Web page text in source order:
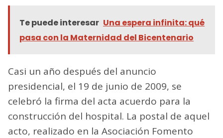
Te puede interesar Una espera infinita: qué
pasa con la Maternidad del Bicentenario
Casi un año después del anuncio
presidencial, el 19 de junio de 2009, se
celebró la firma del acta acuerdo para la
construcción del hospital. La postal de aquel
acto, realizado en la Asociación Fomento